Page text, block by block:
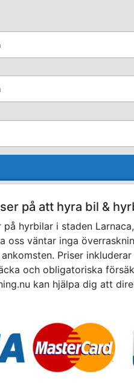
på att hyra bil &
hyrbilar i staden
oss väntar inga
Priser
och obligatoriska
kan hjälpa dig att